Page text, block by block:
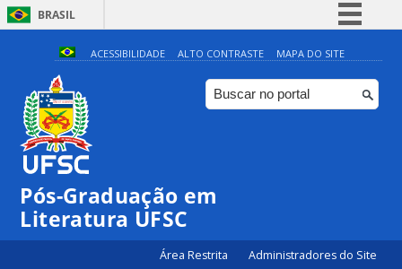
BRASIL
Simplifique!
Comunica BR
Participe
ACESSIBILIDADE ALTO CONTRASTE MAPA DO SITE
Pós-Graduação em
Literatura UFSC
Área Restrita Administradores do Site